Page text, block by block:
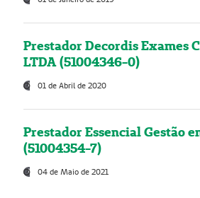
Prestador Decordis Exames
LTDA (51004346-0)
01 de Abril de 2020
Prestador Essencial Gestão
(51004354-7)
04 de Maio de 2021